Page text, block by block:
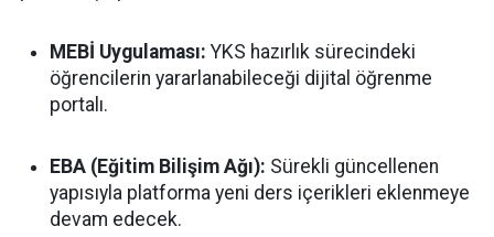
MEBİ Uygulaması: YKS hazırlık sürecindeki
öğrencilerin yararlanabileceği dijital öğrenme
portalı.
EBA (Eğitim Bilişim Ağı): Sürekli güncellenen
yapısıyla platforma yeni ders içerikleri eklenmeye
devam edecek.